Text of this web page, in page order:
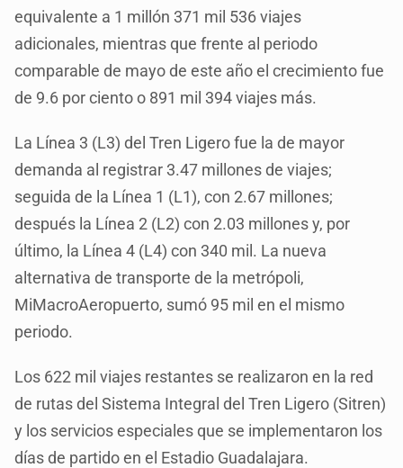
equivalente a 1 millón 371 mil 536 viajes
adicionales, mientras que frente al periodo
comparable de mayo de este año el crecimiento fue
de 9.6 por ciento o 891 mil 394 viajes más.
La Línea 3 (L3) del Tren Ligero fue la de mayor
demanda al registrar 3.47 millones de viajes;
seguida de la Línea 1 (L1), con 2.67 millones;
después la Línea 2 (L2) con 2.03 millones y, por
último, la Línea 4 (L4) con 340 mil. La nueva
alternativa de transporte de la metrópoli,
MiMacroAeropuerto, sumó 95 mil en el mismo
periodo.
Los 622 mil viajes restantes se realizaron en la red
de rutas del Sistema Integral del Tren Ligero (Sitren)
y los servicios especiales que se implementaron los
días de partido en el Estadio Guadalajara.